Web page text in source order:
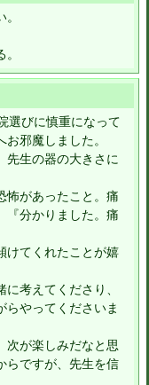
選びに慎重になって
邪魔しました。
先生の器の大きさに
怖があったこと。痛
『分かりました。痛
けてくれたことが嬉
考えてくださり、
らやってくださいま
次が楽しみだなと思
らですが、先生を信